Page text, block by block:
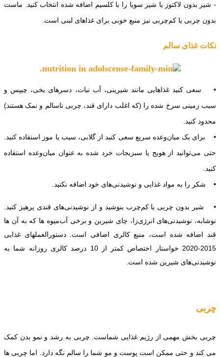
- شیر بدون لاکتوز یا شیر سویا را با کلسیم اضافه شده انتخاب کنید. ماست
بدون چربی یا کم‌چربی نیز منبع خوبی برای غذاهای لبنی است.
نکات غذای سالم
• سعی کنید غذاهایی مانند شیرینی، آب نبات، دسرهای یخی، چیپس و
سیب زمینی سرخ‌ شده را (که اغلب دارای قند، چربی ناسالم و نمک هستند)
محدود کنید.
• برای یک میان‌وعده سریع سعی کنید از گلابی، سیب یا موز استفاده کنید.
حتی می‌توانید از هویج یا سبزیجات خرد شده به عنوان میان‌وعده استفاده
کنید.
• شکر را به مواد غذایی و نوشیدنی‌های خود اضافه نکنید.
• شیر بدون چربی یا کم‌چرب بنوشید و از نوشیدنی‌های قندی پرهیز کنید.
نوشابه، نوشیدنی‌های انرژی‌زا، چای شیرین و برخی آب‌‌میوه ها که به آن ها
قند اضافه شده است، منبع کالری اضافی است. دستورالعملهای غذایی
2015-2020 خواستار اختصاص کمتر از 10 درصد کالری روزانه شما به
نوشیدنی‌های شیرین شده است.
چربی
چربی بخش مهمی از رژیم غذایی شماست. چربی به رشد و نمو بدن کمک
می کند و حتی ممکن است پوست و مو شما را سالم نگه دارد. اما چربی ها